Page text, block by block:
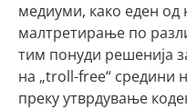
медиуми, како еден од
малтретирање по
тим понуди решенија
на „troll-free“ средини
преку утврдување